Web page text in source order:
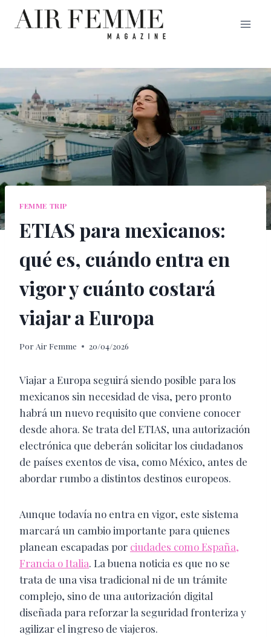
Saltar
FEMME TRIP
ETIAS para mexicanos:
qué es, cuándo entra en
vigor y cuánto costará
viajar a Europa
Por Air Femme 20/04/2026
Viajar a Europa seguirá siendo posible para los
mexicanos sin necesidad de visa, pero pronto
habrá un nuevo requisito que conviene conocer
desde ahora. Se trata del ETIAS, una autorización
electrónica que deberán solicitar los ciudadanos
de países exentos de visa, como México, antes de
abordar rumbo a distintos destinos europeos.
Aunque todavía no entra en vigor, este sistema
marcará un cambio importante para quienes
planean escapadas por ciudades como España,
Francia o Italia. La buena noticia es que no se
trata de una visa tradicional ni de un trámite
complejo, sino de una autorización digital
diseñada para reforzar la seguridad fronteriza y
agilizar el ingreso de viajeros.